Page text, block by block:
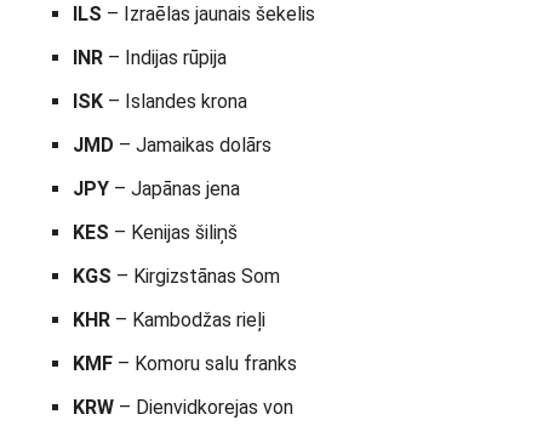
ILS – Izraēlas jaunais šekelis
INR – Indijas rūpija
ISK – Islandes krona
JMD – Jamaikas dolārs
JPY – Japānas jena
KES – Kenijas šiliņš
KGS – Kirgizstānas Som
KHR – Kambodžas rieļi
KMF – Komoru salu franks
KRW – Dienvidkorejas von